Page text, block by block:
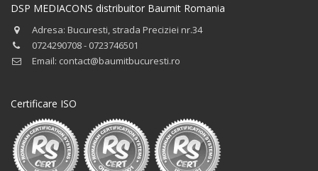
DSP MEDIACONS distribuitor Baumit Romania
Adresa: Bucuresti, strada Preciziei nr.34
0724290708 - 0723746501
Email: contact@baumitbucuresti.ro
Certificare ISO